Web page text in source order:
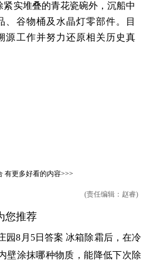
实堆叠的青花瓷碗外，沉船中
、谷物桶及水晶灯零部件。目
源工作并努力还原相关历史真
有更多好看的内容>>>
(责任编辑：赵睿)
您推荐
园8月5日答案 冰箱除霜后，在冷
壁涂抹哪种物质，能降低下次除